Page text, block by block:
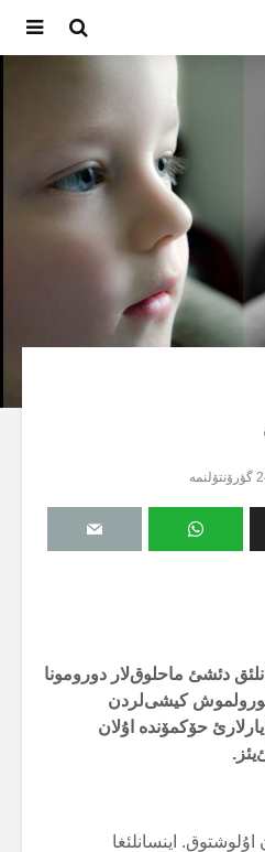
دئشئ ماحلوق‌لار دورومونا
کیشی‌لردن
حۆکمۆندە اۇلان
اینسانلئغا